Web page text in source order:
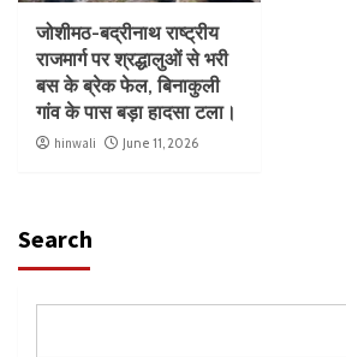
जोशीमठ-बद्रीनाथ राष्ट्रीय
राजमार्ग पर श्रद्धालुओं से भरी
बस के ब्रेक फेल, बिनाकुली
गांव के पास बड़ा हादसा टला।
hinwali June 11, 2026
Search